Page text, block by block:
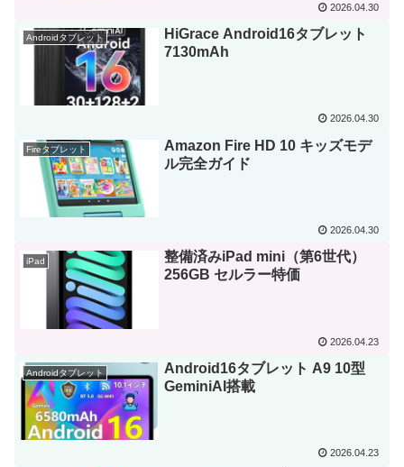
2026.04.30
Androidタブレット
HiGrace Android16タブレット
7130mAh
2026.04.30
Fireタブレット
Amazon Fire HD 10 キッズモデ
ル完全ガイド
2026.04.30
iPad
整備済みiPad mini（第6世代）
256GB セルラー特価
2026.04.23
Androidタブレット
Android16タブレット A9 10型
GeminiAI搭載
2026.04.23